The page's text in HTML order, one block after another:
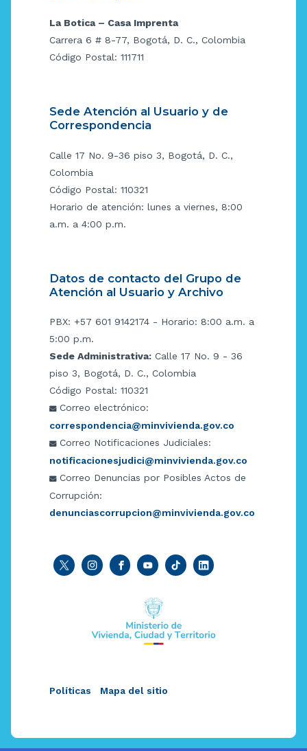
La Botica – Casa Imprenta
Carrera 6 # 8-77, Bogotá, D. C., Colombia
Código Postal: 111711
Sede Atención al Usuario y de
Correspondencia
Calle 17 No. 9-36 piso 3, Bogotá, D. C.,
Colombia
Código Postal: 110321
Horario de atención: lunes a viernes, 8:00
a.m. a 4:00 p.m.
Datos de contacto del Grupo de
Atención al Usuario y Archivo
PBX: +57 601 9142174 - Horario: 8:00 a.m. a
5:00 p.m.
Sede Administrativa: Calle 17 No. 9 - 36
piso 3, Bogotá, D. C., Colombia
Código Postal: 110321
Correo electrónico:
correspondencia@minvivienda.gov.co
Correo Notificaciones Judiciales:
notificacionesjudici@minvivienda.gov.co
Correo Denuncias por Posibles Actos de
Corrupción:
denunciascorrupcion@minvivienda.gov.co
Políticas Mapa del sitio